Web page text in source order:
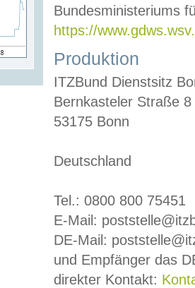
Bundesministeriums
https://
Produktion
ITZBund Dienstsitz
Bernkasteler Straße 8
53175 Bonn
Deutschland
Tel.: 0800 800 75451
E-Mail:
DE-Mail:
und Empfänger das
direkter Kontakt: